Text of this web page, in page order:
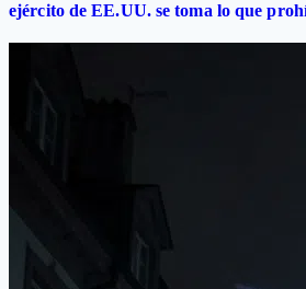
ejército de EE.UU. se toma lo que